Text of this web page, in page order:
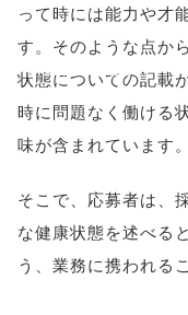
); return
false;"> シェア
って時には能力や才
す。そのような点か
状態についての記載
時に問題なく働ける
味が含まれています。
そこで、応募者は、
な健康状態を述べる
う、業務に携われる